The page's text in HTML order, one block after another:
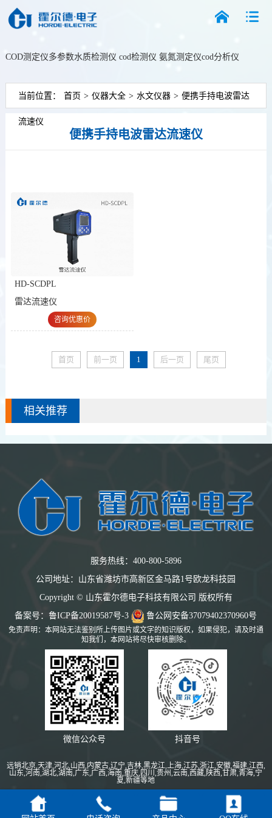
COD测定仪多参数水质检测仪 cod检测仪 氨氮测定仪cod分析仪
搜索
当前位置： 首页 > 仪器大全 > 水文仪器 > 便携手持电波雷达
流速仪
便携手持电波雷达流速仪
雷达流速仪
HD-SCDPL
雷达流速仪
咨询优惠价
首页 前一页 1 后一页 尾页
相关推荐
服务热线：400-800-5896
公司地址：山东省潍坊市高新区金马路1号欧龙科技园
Copyright © 山东霍尔德电子科技有限公司 版权所有
备案号：鲁ICP备20019587号-3 鲁公网安备37079402370960号
免责声明：本网站无法鉴别所上传图片或文字的知识版权，如果侵犯，请及时通
知我们，本网站将尽快审核删除。
微信公众号 抖音号
远销北京,天津,河北,山西,内蒙古,辽宁,吉林,黑龙江,上海,江苏,浙江,安徽,福建,江西,
山东,河南,湖北,湖南,广东,广西,海南,重庆,四川,贵州,云南,西藏,陕西,甘肃,青海,宁
夏,新疆等地